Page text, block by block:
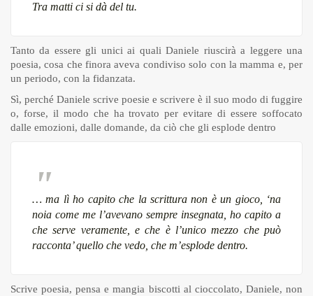
Tra matti ci si dà del tu.
Tanto da essere gli unici ai quali Daniele riuscirà a leggere una
poesia, cosa che finora aveva condiviso solo con la mamma e, per
un periodo, con la fidanzata.
Sì, perché Daniele scrive poesie e scrivere è il suo modo di fuggire
o, forse, il modo che ha trovato per evitare di essere soffocato
dalle emozioni, dalle domande, da ciò che gli esplode dentro
… ma lì ho capito che la scrittura non è un gioco, ‘na
noia come me l’avevano sempre insegnata, ho capito a
che serve veramente, e che è l’unico mezzo che può
racconta’ quello che vedo, che m’esplode dentro.
Scrive poesia, pensa e mangia biscotti al cioccolato, Daniele, non